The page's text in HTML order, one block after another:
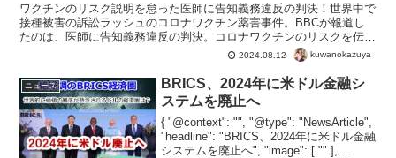
ワクチンのリスク説明を怠った医師に告知義務違反の判決！世界中で
接種被害の訴訟ラッシュのコロナワクチン薬害事件。BBCが報道し
たのは、医師に告知義務違反の判決。コロナワクチンのリスクを伝え
ることを怠った医師の犯罪が明らかに。集団接種、職域接種...
2024.08.12 kuwanokazuya
ニュース
BRICS、2024年に米ドル金融シ
ステムを廃止へ
{ "@context": "", "@type": "NewsArticle",
"headline": "BRICS、2024年に米ドル金融
システムを廃止へ", "image": [ "" ],